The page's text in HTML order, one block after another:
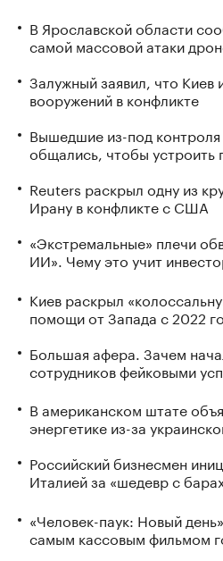
В Ярославской области
самой массовой атаки
Залужный заявил, что Киев
вооружений в конфликте
Вышедшие из-под
общались, чтобы устроить
Reuters раскрыл одну из
Ирану в конфликте с США
«Экстремальные» плечи
ИИ». Чему это учит
Киев раскрыл
помощи от Запада с 2022
Большая афера. Зачем
сотрудников фейковыми
В американском штате
энергетике из-за
Российский бизнесмен
Италией за «шедевр с
«Человек-паук: Новый
самым кассовым фильмом